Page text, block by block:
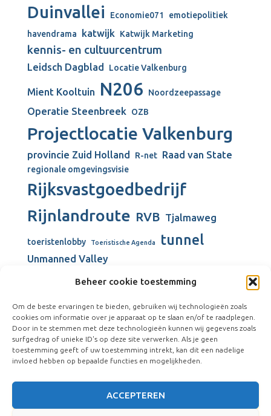
Beheer cookie toestemming
Om de beste ervaringen te bieden, gebruiken wij technologieën zoals
cookies om informatie over je apparaat op te slaan en/of te raadplegen.
Door in te stemmen met deze technologieën kunnen wij gegevens zoals
surfgedrag of unieke ID's op deze site verwerken. Als je geen
toestemming geeft of uw toestemming intrekt, kan dit een nadelige
invloed hebben op bepaalde functies en mogelijkheden.
ACCEPTEREN
Duinvallei Economie071
emotiepolitiek
havendrama
katwijk Katwijk Marketing
kennis- en cultuurcentrum
Leidsch Dagblad Locatie Valkenburg
Mient Kooltuin N206 Noordzeepassage
Operatie Steenbreek OZB
Projectlocatie Valkenburg
provincie Zuid Holland R-net Raad van State
regionale omgevingsvisie
Rijksvastgoedbedrijf
Rijnlandroute RVB Tjalmaweg
toeristenlobby Toeristische Agenda tunnel
Unmanned Valley
Unmanned Valley Valkenburg
Valkenhorst verbouw gemeentehuis
Visserijschool Vliegkamp Valkenburg
Vliegveld Valkenburg Wienen-tijdperk windmolens